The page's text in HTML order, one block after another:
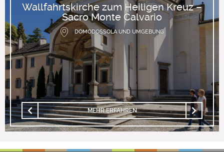
Wallfahrtskirche zum Heiligen Kreuz –
Sacro Monte Calvario
DOMODOSSOLA UND UMGEBUNG
MEHR ERFAHREN